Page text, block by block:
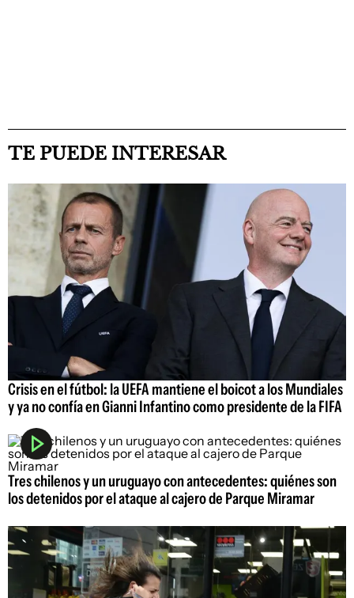
TE PUEDE INTERESAR
Crisis en el fútbol: la UEFA mantiene el boicot a los Mundiales
y ya no confía en Gianni Infantino como presidente de la FIFA
Tres chilenos y un uruguayo con antecedentes: quiénes son
los detenidos por el ataque al cajero de Parque Miramar